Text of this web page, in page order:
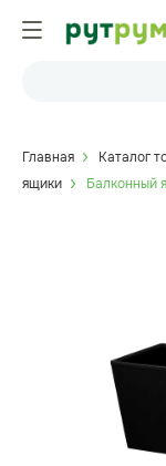
Главная Каталог
ящики
Балконный